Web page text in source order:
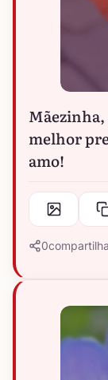
melhor
amo!
0